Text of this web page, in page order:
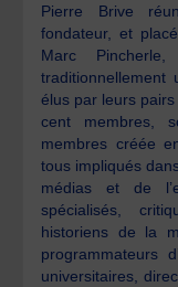
Pierre Brive
fondateur, et
Marc Pincherle,
élus par leurs
cent membres,
membres créée
tous impliqués
médias et de
spécialisés,
historiens de la
programmateurs
universitaires,